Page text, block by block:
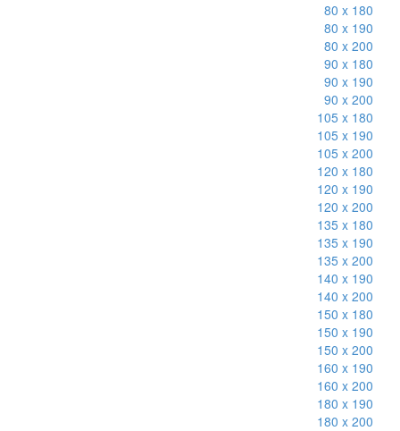
80 x 180
80 x 190
80 x 200
90 x 180
90 x 190
90 x 200
105 x 180
105 x 190
105 x 200
120 x 180
120 x 190
120 x 200
135 x 180
135 x 190
135 x 200
140 x 190
140 x 200
150 x 180
150 x 190
150 x 200
160 x 190
160 x 200
180 x 190
180 x 200